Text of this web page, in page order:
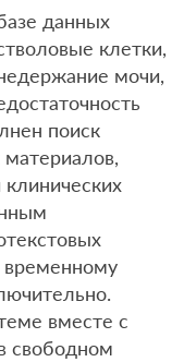
данных
клетки,
мочи,
поиск
временному
вместе с
свободном